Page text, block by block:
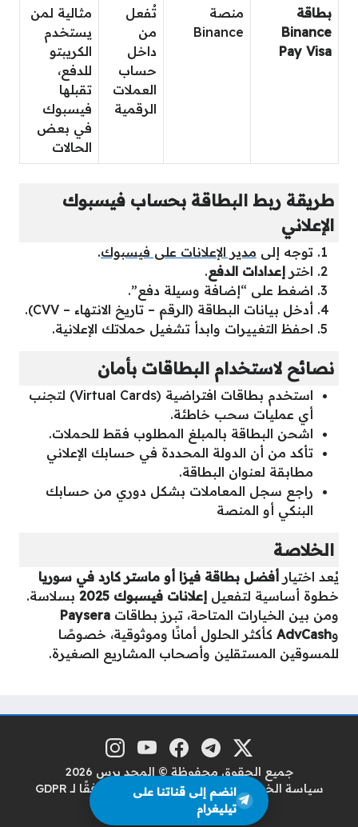
بطاقة
Binance
Pay Visa
منصة
Binance
تُفعل
من
داخل
حساب
العملات
الرقمية
مثالية لمن
يستخدم
الكريبتو
للدفع،
تقبلها
فيسبوك
في بعض
الحالات
طريقة ربط البطاقة بحساب فيسبوك
الإعلاني
توجه إلى مدير الإعلانات على فيسبوك.
اختر إعدادات الدفع.
اضغط على “إضافة وسيلة دفع”.
أدخل بيانات البطاقة (الرقم – تاريخ الانتهاء – CVV).
احفظ التغييرات وابدأ تشغيل حملاتك الإعلانية.
نصائح لاستخدام البطاقات بأمان
استخدم بطاقات افتراضية (Virtual Cards) لتجنب
أي عمليات سحب خاطئة.
اشحن البطاقة بالمبلغ المطلوب فقط للحملات.
تأكد من أن الدولة المحددة في حسابك الإعلاني
مطابقة لعنوان البطاقة.
راجع سجل المعاملات بشكل دوري من حسابك
البنكي أو المنصة
الخلاصة
يُعد اختيار أفضل بطاقة فيزا أو ماستر كارد في سوريا
خطوة أساسية لتفعيل إعلانات فيسبوك 2025
بسلاسة.
ومن بين الخيارات المتاحة، تبرز بطاقات Paysera
وAdvCash كأكثر الحلول أمانًا وموثوقية، خصوصًا
للمسوقين المستقلين وأصحاب المشاريع الصغيرة.
مواقع التواصل منصة إكس
تلغرامفيسبوكيوتيوبإنستغرام
جميع الحقوق محفوظة © المجد برس 2026
سياسة الخصوصيةسياسة حماية البيانات وفقًا لـ GDPR
من نحن
انضم إلى قناتنا على
تيليغرام